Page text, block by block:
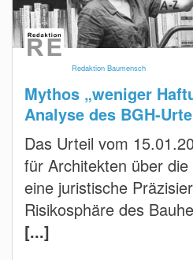
Redaktion Baumensch
Mythos „weniger
Analyse des BGH-
Das Urteil vom
für Architekten über
eine juristische
Risikosphäre des
[...]